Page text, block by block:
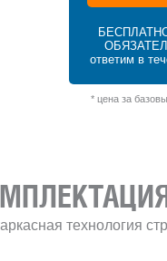
ответим в
* цена за
технология